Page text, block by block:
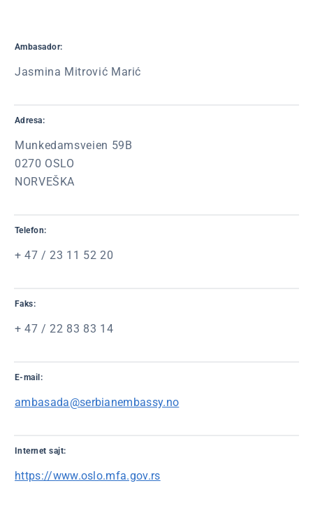
Ambasador:
Jasmina Mitrović Marić
Adresa:
Munkedamsveien 59B
0270 OSLO
NORVEŠKA
Telefon:
+ 47 / 23 11 52 20
Faks:
+ 47 / 22 83 83 14
E-mail:
ambasada@serbianembassy.no
Internet sajt:
https://www.oslo.mfa.gov.rs